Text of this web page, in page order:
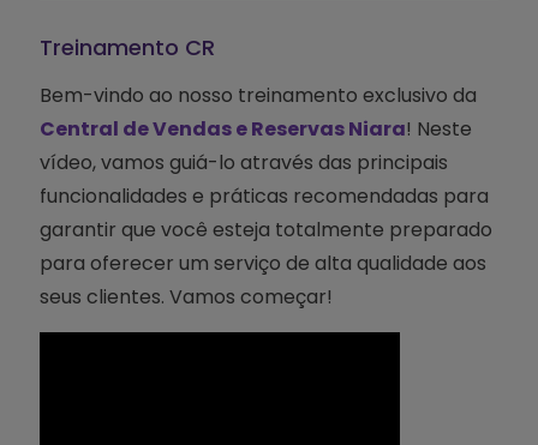
Treinamento CR
Bem-vindo ao nosso treinamento exclusivo da
Central de Vendas e Reservas Niara! Neste
vídeo, vamos guiá-lo através das principais
funcionalidades e práticas recomendadas para
garantir que você esteja totalmente preparado
para oferecer um serviço de alta qualidade aos
seus clientes. Vamos começar!